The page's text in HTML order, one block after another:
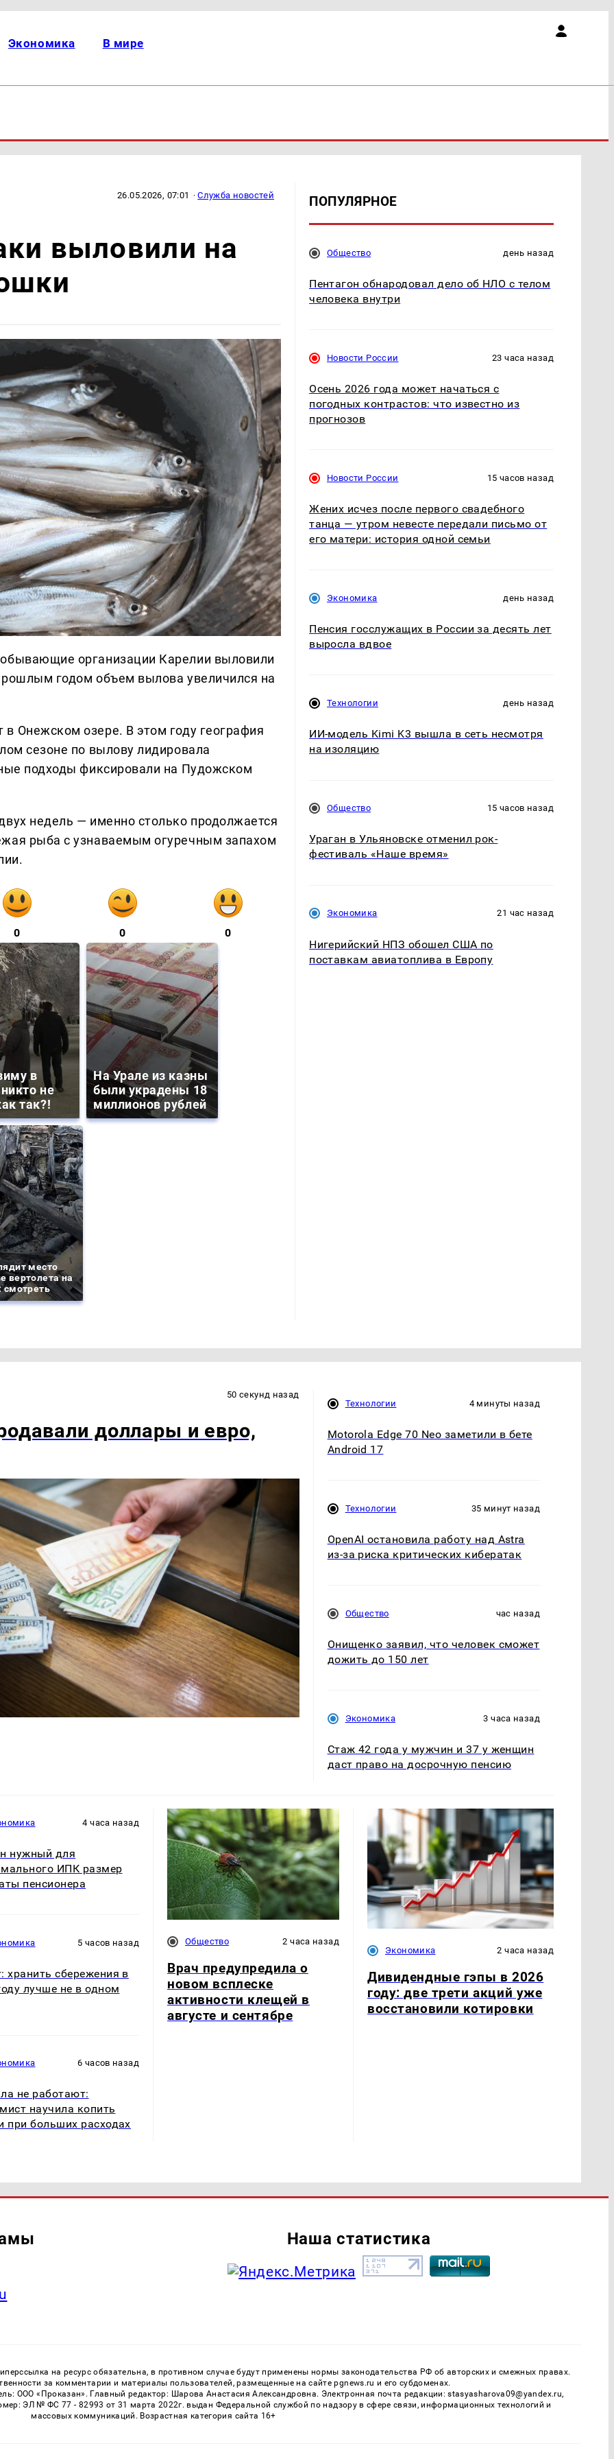
Экономика В мире
26.05.2026, 07:01 ·Служба новостей
выловили на
организации Карелии выловили
годом объем вылова увеличился на
Онежском озере. В этом году география
сезоне по вылову лидировала
подходы фиксировали на Пудожском
недель — именно столько продолжается
рыба с узнаваемым огуречным запахом
0 0 0
в
не
так?!
На Урале из казны
были украдены 18
миллионов рублей
место
вертолета на
смотреть
ПОПУЛЯРНОЕ
Общество день назад
Пентагон обнародовал дело об НЛО с телом
человека внутри
Новости России 23 часа назад
Осень 2026 года может начаться с
погодных контрастов: что известно из
прогнозов
Новости России 15 часов назад
Жених исчез после первого свадебного
танца — утром невесте передали письмо от
его матери: история одной семьи
Экономика день назад
Пенсия госслужащих в России за десять лет
выросла вдвое
Технологии день назад
ИИ-модель Kimi K3 вышла в сеть несмотря
на изоляцию
Общество 15 часов назад
Ураган в Ульяновске отменил рок-
фестиваль «Наше время»
Экономика 21 час назад
Нигерийский НПЗ обошел США по
поставкам авиатоплива в Европу
50 секунд назад
доллары и евро,
Технологии 4 минуты назад
Motorola Edge 70 Neo заметили в бете
Android 17
Технологии 35 минут назад
OpenAI остановила работу над Astra
из-за риска критических кибератак
Общество час назад
Онищенко заявил, что человек сможет
дожить до 150 лет
Экономика 3 часа назад
Стаж 42 года у мужчин и 37 у женщин
даст право на досрочную пенсию
4 часа назад
нужный для
ИПК размер
пенсионера
5 часов назад
хранить сбережения в
лучше не в одном
6 часов назад
не работают:
научила копить
при больших расходах
Общество 2 часа назад
Врач предупредила о
новом всплеске
активности клещей в
августе и сентябре
Экономика 2 часа назад
Дивидендные гэпы в 2026
году: две трети акций уже
восстановили котировки
Наша статистика
на ресурс обязательна, в противном случае будут применены нормы законодательства РФ об авторских и смежных правах.
за комментарии и материалы пользователей, размещенные на сайте pgnews.ru и его субдоменах.
ООО «Проказан». Главный редактор: Шарова Анастасия Александровна. Электронная почта редакции: stasyasharova09@yandex.ru,
ЭЛ № ФС 77 - 82993 от 31 марта 2022г. выдан Федеральной службой по надзору в сфере связи, информационных технологий и
массовых коммуникаций. Возрастная категория сайта 16+